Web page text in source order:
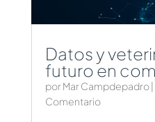
Datos y
futuro en
porMar Campdepadro|
Comentario